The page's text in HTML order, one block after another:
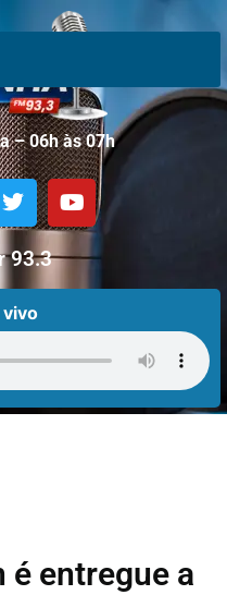
– 06h às 07h
93.3
vivo
é entregue a